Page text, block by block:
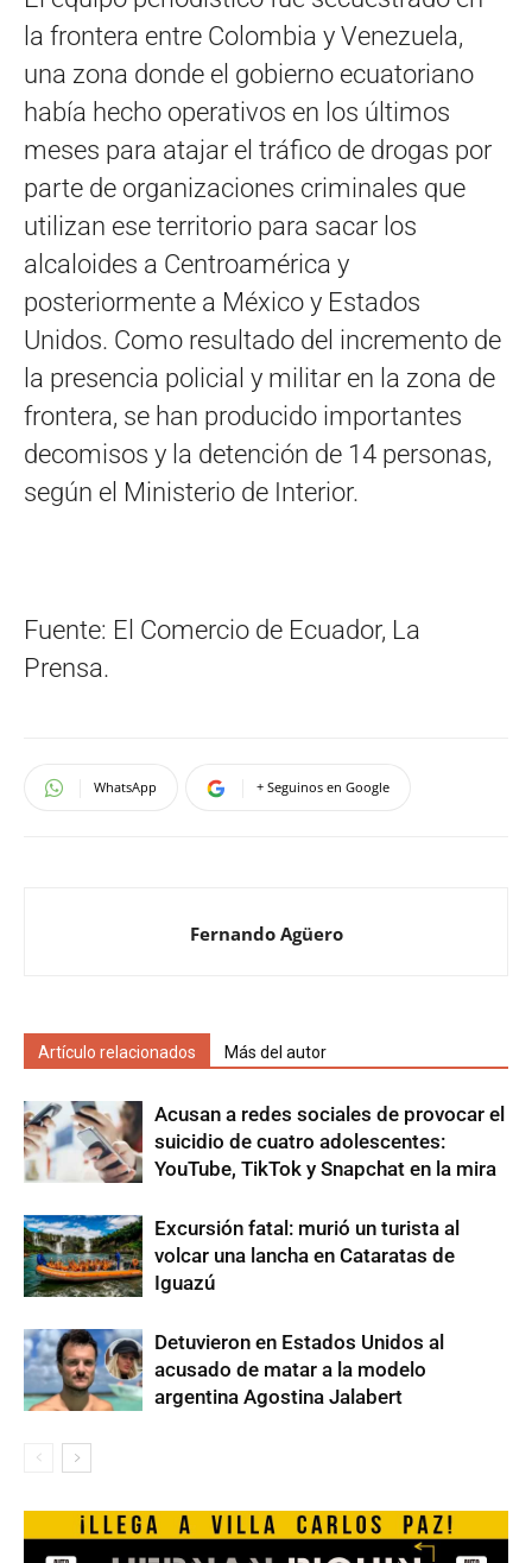
la frontera entre Colombia y Venezuela,
una zona donde el gobierno ecuatoriano
había hecho operativos en los últimos
meses para atajar el tráfico de drogas por
parte de organizaciones criminales que
utilizan ese territorio para sacar los
alcaloides a Centroamérica y
posteriormente a México y Estados
Unidos. Como resultado del incremento de
la presencia policial y militar en la zona de
frontera, se han producido importantes
decomisos y la detención de 14 personas,
según el Ministerio de Interior.
Fuente: El Comercio de Ecuador, La
Prensa.
WhatsApp + Seguinos en Google
Fernando Agüero
Artículo relacionados Más del autor
Acusan a redes sociales de provocar el
suicidio de cuatro adolescentes:
YouTube, TikTok y Snapchat en la mira
Excursión fatal: murió un turista al
volcar una lancha en Cataratas de
Iguazú
Detuvieron en Estados Unidos al
acusado de matar a la modelo
argentina Agostina Jalabert